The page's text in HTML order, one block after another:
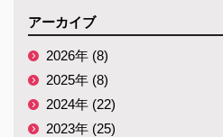
アーカイブ
2026年 (8)
2025年 (8)
2024年 (22)
2023年 (25)